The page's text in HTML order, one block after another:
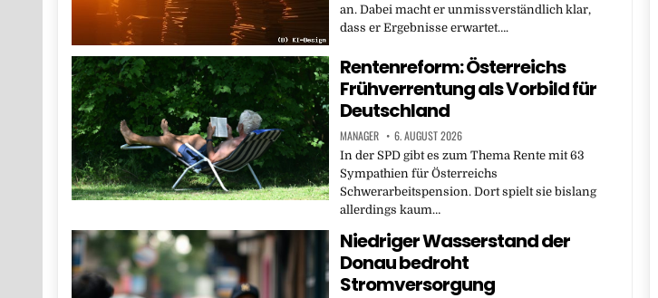
an. Dabei macht er unmissverständlich klar,
dass er Ergebnisse erwartet….
Rentenreform: Österreichs
Frühverrentung als Vorbild für
Deutschland
MANAGER 6. AUGUST 2026
In der SPD gibt es zum Thema Rente mit 63
Sympathien für Österreichs
Schwerarbeitspension. Dort spielt sie bislang
allerdings kaum…
Niedriger Wasserstand der
Donau bedroht
Stromversorgung